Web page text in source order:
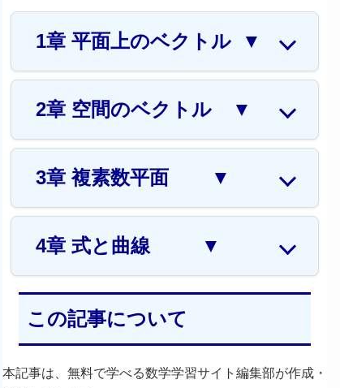
1章 平面上のベクトル ▼
2章 空間のベクトル ▼
3章 複素数平面 ▼
4章 式と曲線 ▼
この記事について
本記事は、無料で学べる数学学習サイト編集部が作成・